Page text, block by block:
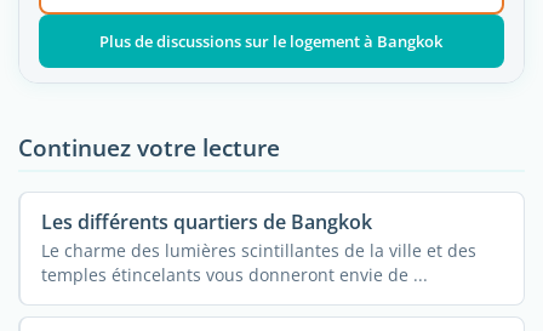
Plus de discussions sur le logement à Bangkok
Continuez votre lecture
Les différents quartiers de Bangkok
Le charme des lumières scintillantes de la ville et des
temples étincelants vous donneront envie de ...